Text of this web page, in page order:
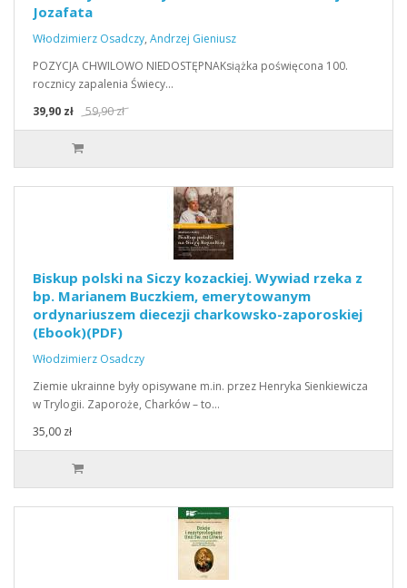
Jozafata
Włodzimierz Osadczy, Andrzej Gieniusz
POZYCJA CHWILOWO NIEDOSTĘPNAKsiążka poświęcona 100.
rocznicy zapalenia Świecy…
39,90 zł
59,90 zł
Biskup polski na Siczy kozackiej. Wywiad rzeka z
bp. Marianem Buczkiem, emerytowanym
ordynariuszem diecezji charkowsko-zaporoskiej
(Ebook)(PDF)
Włodzimierz Osadczy
Ziemie ukrainne były opisywane m.in. przez Henryka Sienkiewicza
w Trylogii. Zaporoże, Charków – to…
35,00 zł